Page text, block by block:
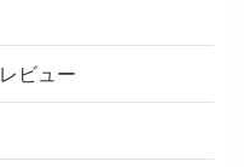
ビュー